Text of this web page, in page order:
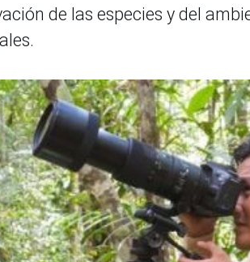
de las especies y del